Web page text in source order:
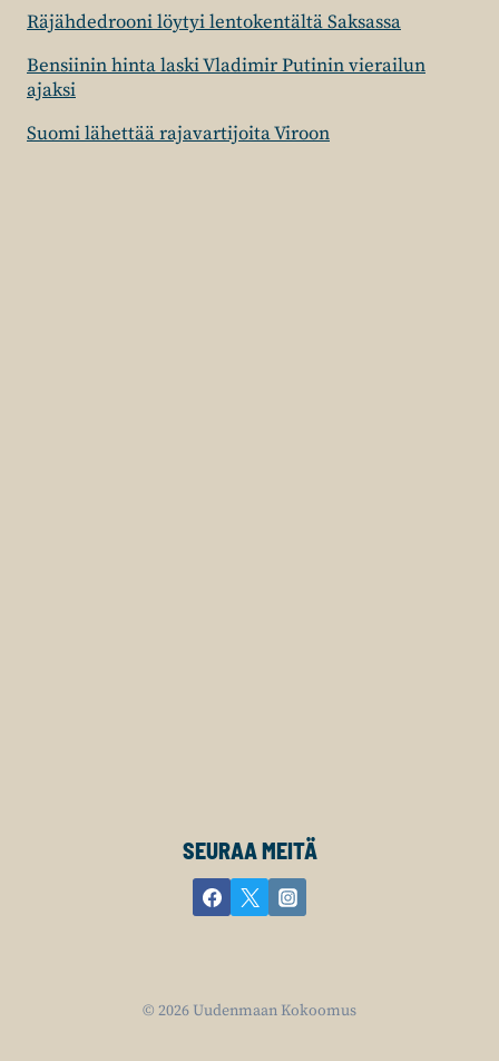
Räjähdedrooni löytyi lentokentältä Saksassa
Bensiinin hinta laski Vladimir Putinin vierailun
ajaksi
Suomi lähettää rajavartijoita Viroon
SEURAA MEITÄ
© 2026 Uudenmaan Kokoomus